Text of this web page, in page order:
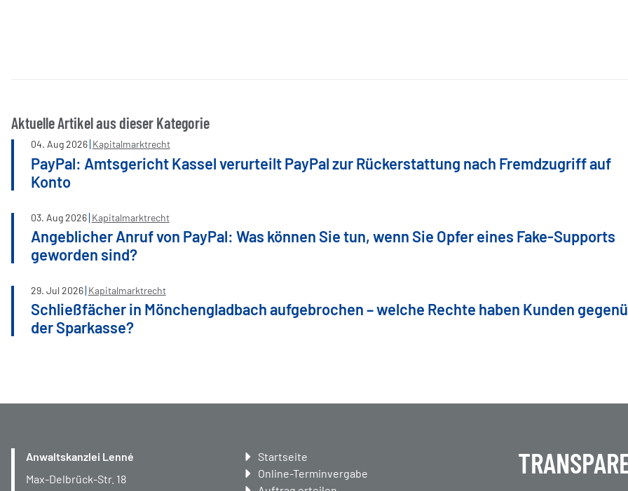
Aktuelle Artikel aus dieser Kategorie
04. Aug2026 Kapitalmarktrecht
PayPal: Amtsgericht Kassel verurteilt PayPal zur Rückerstattung nach Fremdzugriff auf
Konto
03. Aug2026 Kapitalmarktrecht
Angeblicher Anruf von PayPal: Was können Sie tun, wenn Sie Opfer eines Fake-Supports
geworden sind?
29. Jul 2026 Kapitalmarktrecht
Schließfächer in Mönchengladbach aufgebrochen – welche Rechte haben Kunden
der Sparkasse?
Anwaltskanzlei Lenné
Max-Delbrück-Str. 18
Navigation
überspringen
Startseite
Online-Terminvergabe